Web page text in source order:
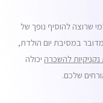
שרוצה להוסיף נופך של
במסיבת יום הולדת,
נקניקיות להשכרה יכולה
שלכם.